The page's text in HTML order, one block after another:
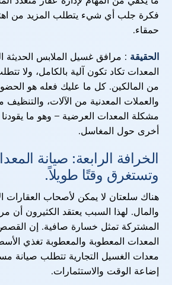
فكرة جلب أي شيء يتطلب المزيد من
حمقاء.
الحقيقة : مرافق غسيل الملابس الحديثة
المعدات تكاد تكون آلية بالكامل، ولا
من المالكين. كل ما عليك فعله هو
والعملات المعدنية من الآلات، والتنظيف
مشكلة المعدات العرضية – وهو ما
أخرى حول المغاسل.
الخرافة الرابعة: صيانة
وتستغرق وقتًا طويلاً.
هناك سلعتان لا يمكن لأصحاب العقارات
والمال. لهذا السبب يعتقد الكثيرون أن
المشتركة تمثل خسارة صافية. إن
المعدات المعطوبة والمعطوبة تغذي
معدات الغسيل التجارية تتطلب صيانة
إضاعة الوقت والاستثمارات.